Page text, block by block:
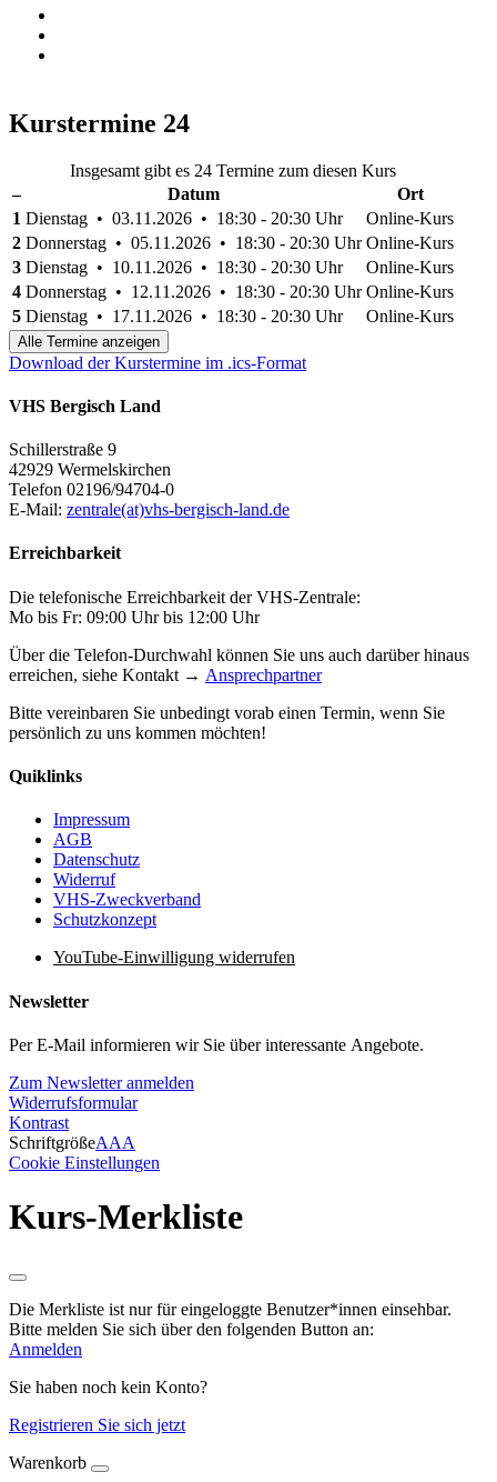
Kurstermine 24
Insgesamt gibt es 24 Termine zum diesen Kurs
–
Datum
Ort
1 Dienstag • 03.11.2026 • 18:30 - 20:30 Uhr
Online-Kurs
2 Donnerstag • 05.11.2026 • 18:30 - 20:30 Uhr Online-Kurs
3 Dienstag • 10.11.2026 • 18:30 - 20:30 Uhr
Online-Kurs
4 Donnerstag • 12.11.2026 • 18:30 - 20:30 Uhr Online-Kurs
5 Dienstag • 17.11.2026 • 18:30 - 20:30 Uhr Online-Kurs
Alle Termine anzeigen
Download der Kurstermine im .ics-Format
VHS Bergisch Land
Schillerstraße 9
42929 Wermelskirchen
Telefon 02196/94704-0
E-Mail: zentrale(at)vhs-bergisch-land.de
Erreichbarkeit
Die telefonische Erreichbarkeit der VHS-Zentrale:
Mo bis Fr: 09:00 Uhr bis 12:00 Uhr
Über die Telefon-Durchwahl können Sie uns auch darüber hinaus
erreichen, siehe Kontakt → Ansprechpartner
Bitte vereinbaren Sie unbedingt vorab einen Termin, wenn Sie
persönlich zu uns kommen möchten!
Quiklinks
Impressum
AGB
Datenschutz
Widerruf
VHS-Zweckverband
Schutzkonzept
YouTube-Einwilligung widerrufen
Newsletter
Per E-Mail informieren wir Sie über interessante Angebote.
Zum Newsletter anmelden
Widerrufsformular
Kontrast
SchriftgrößeAAA
Cookie Einstellungen
Kurs-Merkliste
Die Merkliste ist nur für eingeloggte Benutzer*innen einsehbar.
Bitte melden Sie sich über den folgenden Button an:
Anmelden
Sie haben noch kein Konto?
Registrieren Sie sich jetzt
Warenkorb